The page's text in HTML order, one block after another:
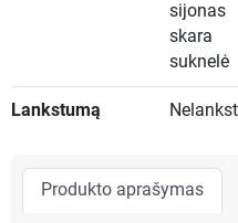
sijonas
skara
suknelė
Lankstumą
Produkto aprašymas